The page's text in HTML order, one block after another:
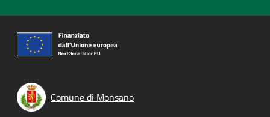
Comune di Monsano